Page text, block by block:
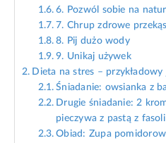
6. Pozwól sobie na
7. Chrup zdrowe
8. Pij dużo wody
9. Unikaj używek
Dieta na stres – przykładowy
Śniadanie: owsianka z
Drugie śniadanie: 2
pieczywa z pastą z fasoli
Obiad: Zupa